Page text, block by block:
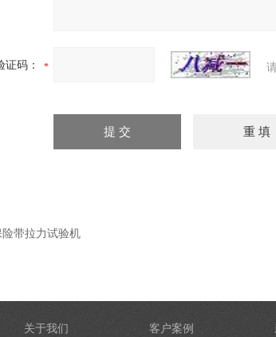
证码：
险带拉力试验机
关于我们 客户案例